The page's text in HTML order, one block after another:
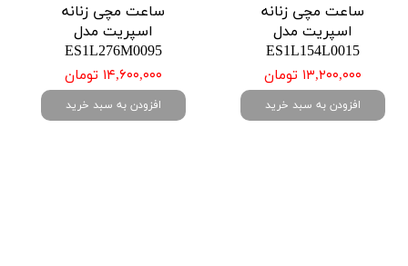
ساعت مچی زنانه
اسپریت مدل
ES1L154L0015
۱۳,۲۰۰,۰۰۰ تومان
افزودن به سبد خرید
ساعت مچی زنانه
اسپریت مدل
ES1L276M0095
۱۴,۶۰۰,۰۰۰ تومان
افزودن به سبد خرید